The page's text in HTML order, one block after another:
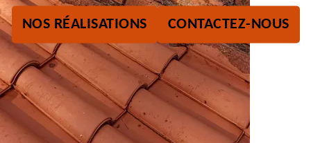
NOS RÉALISATIONS CONTACTEZ-NOUS